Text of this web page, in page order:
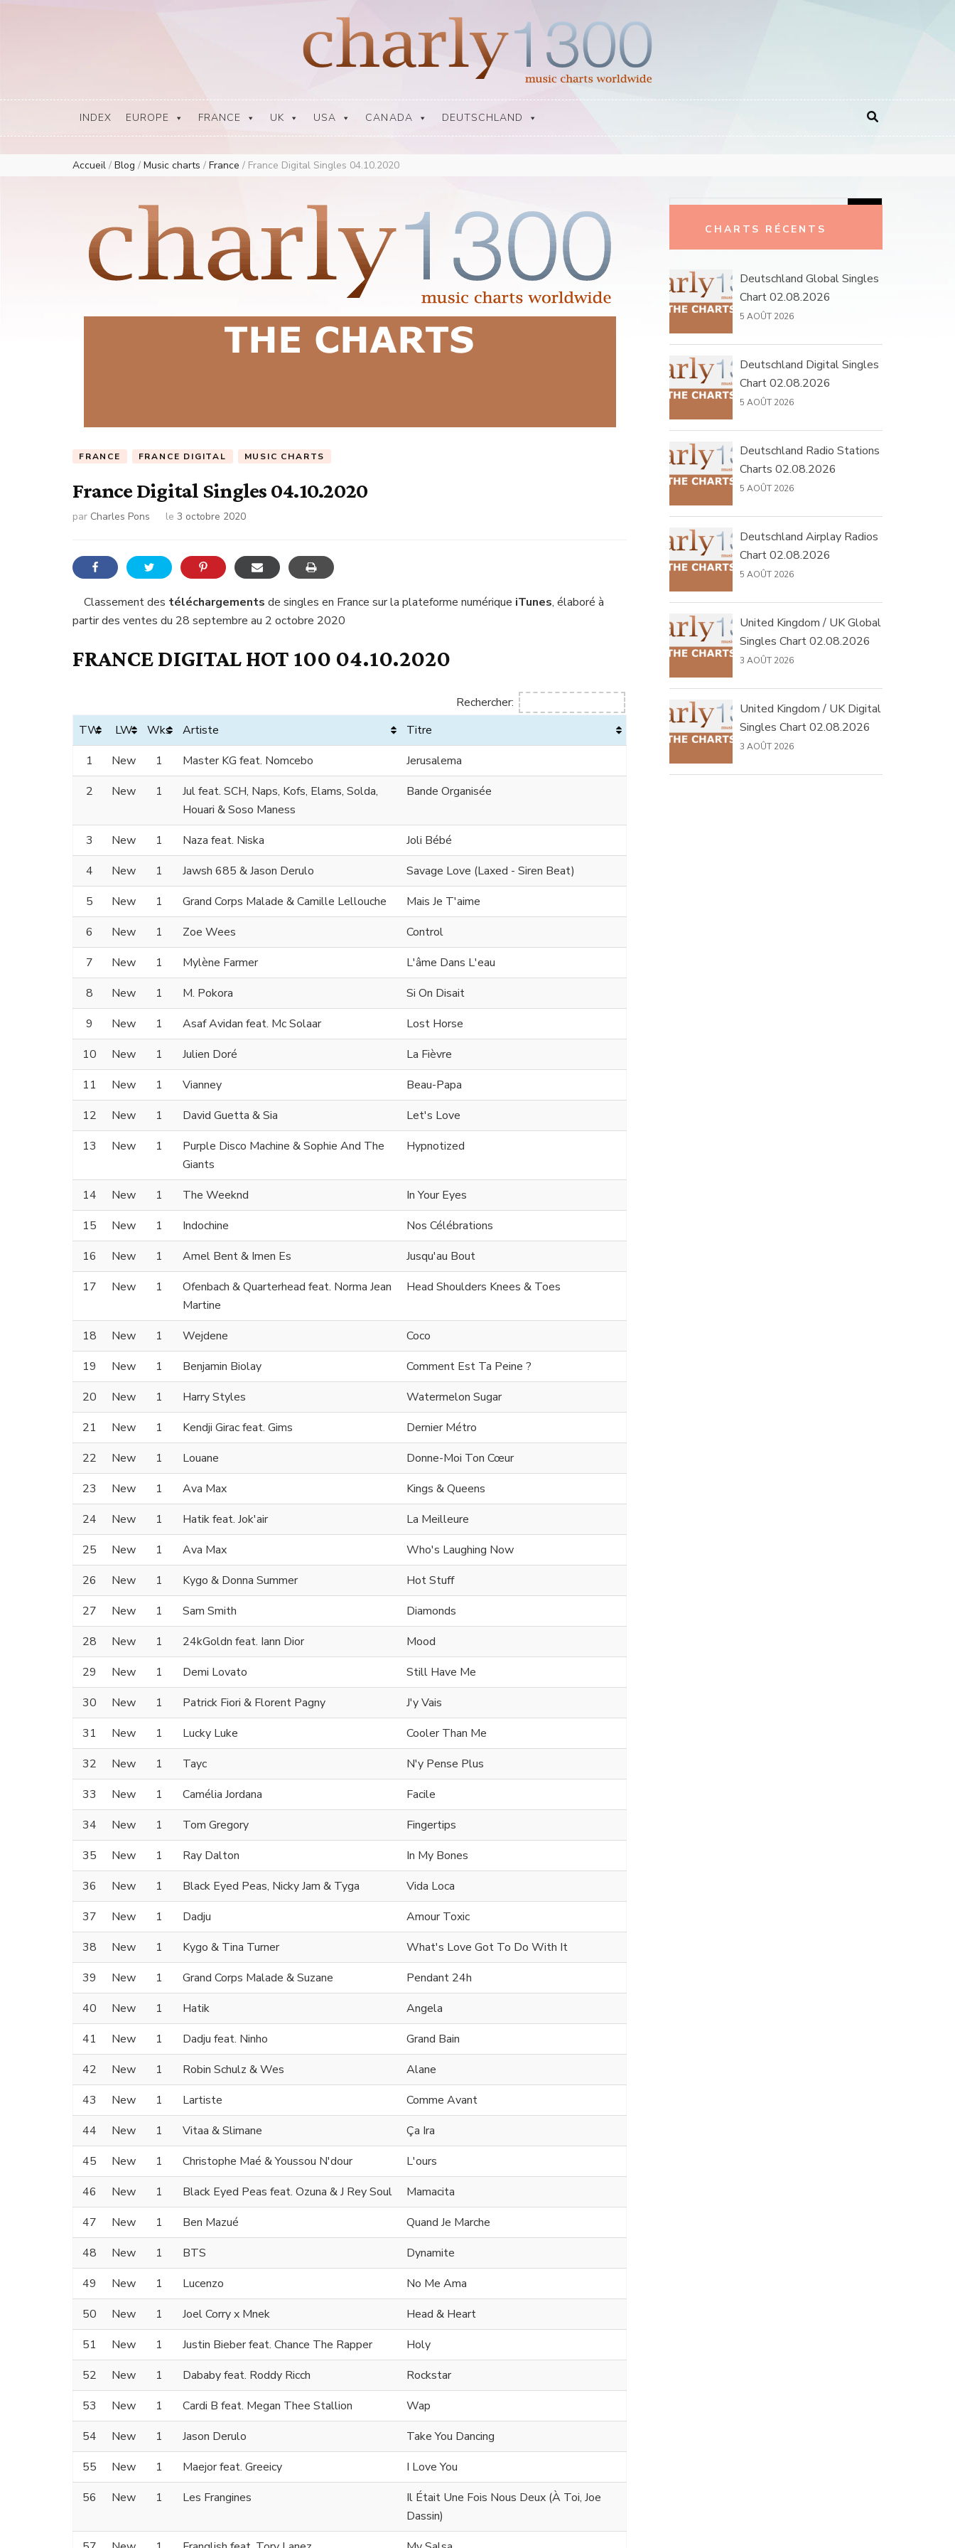
Europe Airplay Charts Radios Music Worldwide – Charly1300
European Music Charts plus USA and Australia
INDEX EUROPE FRANCE UK USA CANADA DEUTSCHLAND
Accueil / Blog / Music charts / France / France Digital Singles 04.10.2020
FRANCE FRANCE DIGITAL MUSIC CHARTS
France Digital Singles 04.10.2020
par Charles Pons le 3 octobre 2020
Classement des téléchargements de singles en France sur la plateforme numérique iTunes, élaboré à
partir des ventes du 28 septembre au 2 octobre 2020
FRANCE DIGITAL HOT 100 04.10.2020
Rechercher:
TW
LW Wks Artiste
Titre
1
New 1 Master KG feat. Nomcebo
Jerusalema
2
New 1
Jul feat. SCH, Naps, Kofs, Elams, Solda,
Houari & Soso Maness
Bande Organisée
3 New 1 Naza feat. Niska
Joli Bébé
4
New 1 Jawsh 685 & Jason Derulo
Savage Love (Laxed - Siren Beat)
5
New 1 Grand Corps Malade & Camille Lellouche
Mais Je T'aime
6
New 1 Zoe Wees
Control
7
New 1 Mylène Farmer
L'âme Dans L'eau
8
New 1 M. Pokora
Si On Disait
9
New 1 Asaf Avidan feat. Mc Solaar
Lost Horse
10
New 1 Julien Doré
La Fièvre
11
New 1 Vianney
Beau-Papa
12
New 1 David Guetta & Sia
Let's Love
13
New 1
Purple Disco Machine & Sophie And The
Giants
Hypnotized
14 New 1 The Weeknd
In Your Eyes
15
New 1 Indochine
Nos Célébrations
16
New 1 Amel Bent & Imen Es
Jusqu'au Bout
17
New 1
Ofenbach & Quarterhead feat. Norma Jean
Martine
Head Shoulders Knees & Toes
18 New 1 Wejdene
Coco
19
New 1 Benjamin Biolay
Comment Est Ta Peine ?
20
New 1 Harry Styles
Watermelon Sugar
21
New 1 Kendji Girac feat. Gims
Dernier Métro
22
New 1 Louane
Donne-Moi Ton Cœur
23
New 1 Ava Max
Kings & Queens
24
New 1 Hatik feat. Jok'air
La Meilleure
25
New 1 Ava Max
Who's Laughing Now
26
New 1 Kygo & Donna Summer
Hot Stuff
27
New 1 Sam Smith
Diamonds
28
New 1 24kGoldn feat. Iann Dior
Mood
29
New 1 Demi Lovato
Still Have Me
30
New 1 Patrick Fiori & Florent Pagny
J'y Vais
31
New 1 Lucky Luke
Cooler Than Me
32
New 1 Tayc
N'y Pense Plus
33
New 1 Camélia Jordana
Facile
34
New 1 Tom Gregory
Fingertips
35
New 1 Ray Dalton
In My Bones
36
New 1 Black Eyed Peas, Nicky Jam & Tyga
Vida Loca
37
New 1 Dadju
Amour Toxic
38
New 1 Kygo & Tina Turner
What's Love Got To Do With It
39
New 1 Grand Corps Malade & Suzane
Pendant 24h
40
New 1 Hatik
Angela
41
New 1 Dadju feat. Ninho
Grand Bain
42
New 1 Robin Schulz & Wes
Alane
43
New 1 Lartiste
Comme Avant
44
New 1 Vitaa & Slimane
Ça Ira
45
New 1 Christophe Maé & Youssou N'dour
L'ours
46
New 1 Black Eyed Peas feat. Ozuna & J Rey Soul
Mamacita
47
New 1 Ben Mazué
Quand Je Marche
48
New 1 BTS
Dynamite
49
New 1 Lucenzo
No Me Ama
50
New 1 Joel Corry x Mnek
Head & Heart
51
New 1 Justin Bieber feat. Chance The Rapper
Holy
52
New 1 Dababy feat. Roddy Ricch
Rockstar
53
New 1 Cardi B feat. Megan Thee Stallion
Wap
54
New 1 Jason Derulo
Take You Dancing
55
New 1 Maejor feat. Greeicy
I Love You
56
New 1 Les Frangines
Il Était Une Fois Nous Deux (À Toi, Joe
Dassin)
CHARTS RÉCENTS
Deutschland Global Singles
Chart 02.08.2026
5 AOÛT 2026
Deutschland Digital Singles
Chart 02.08.2026
5 AOÛT 2026
Deutschland Radio Stations
Charts 02.08.2026
5 AOÛT 2026
Deutschland Airplay Radios
Chart 02.08.2026
5 AOÛT 2026
United Kingdom / UK Global
Singles Chart 02.08.2026
3 AOÛT 2026
United Kingdom / UK Digital
Singles Chart 02.08.2026
3 AOÛT 2026